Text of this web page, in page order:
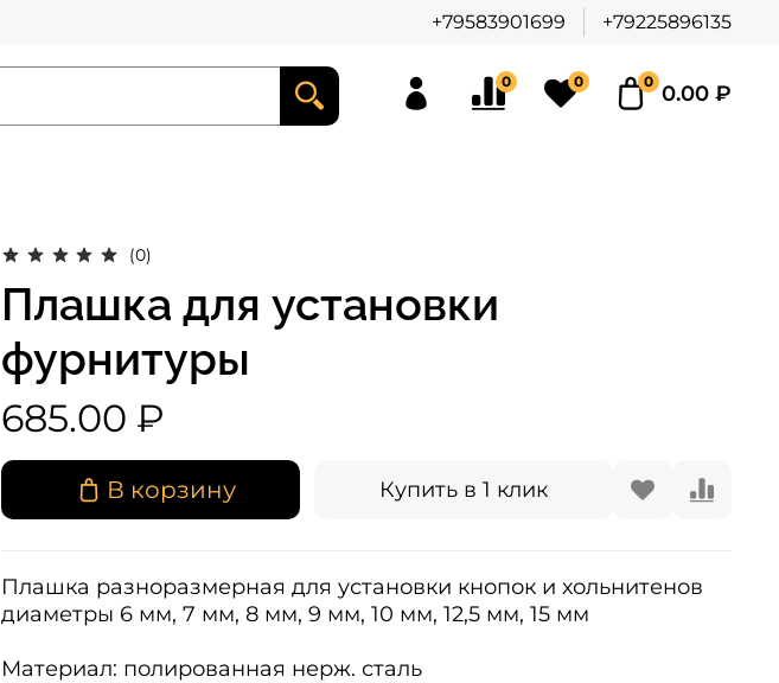
+79583901699 +79225896135
0 0 0 0.00 ₽
(0)
Плашка для установки
фурнитуры
685.00 ₽
В корзину Купить в 1 клик
Плашка разноразмерная для установки кнопок и хольнитенов
диаметры 6 мм, 7 мм, 8 мм, 9 мм, 10 мм, 12,5 мм, 15 мм
Материал: полированная нерж. сталь